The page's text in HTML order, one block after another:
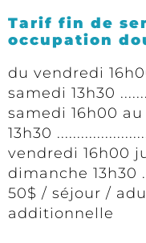
Tarif fin de
occupation
du vendredi
samedi 13h30
samedi 16h00
13h30
vendredi 16h00
dimanche 13h30
50$ / séjour /
additionnelle